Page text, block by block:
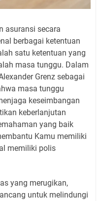
asuransi secara
berbagai ketentuan
satu ketentuan yang
masa tunggu. Dalam
Grenz sebagai
masa tunggu
keseimbangan
keberlanjutan
yang baik
Kamu memiliki
memiliki polis
yang merugikan,
untuk melindungi